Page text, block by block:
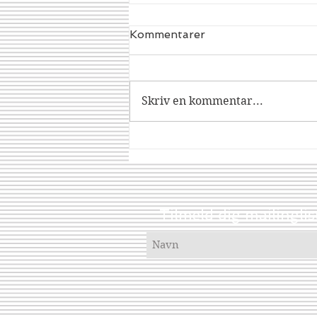
Dracorex
Kommentarer
Skriv en kommentar...
Tilmeld dig